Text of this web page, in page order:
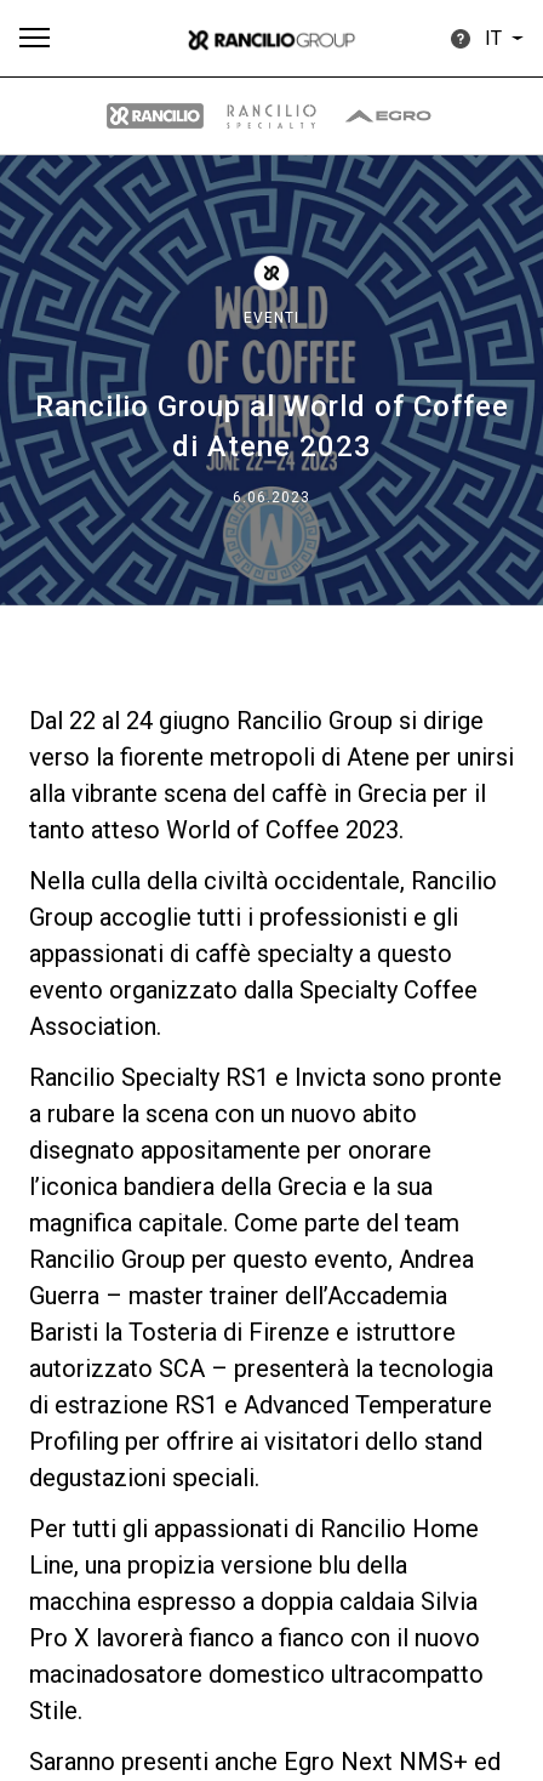
IT
EVENTI
Rancilio Group al World of Coffee
di Atene 2023
6.06.2023
Dal 22 al 24 giugno Rancilio Group si dirige
verso la fiorente metropoli di Atene per unirsi
alla vibrante scena del caffè in Grecia per il
tanto atteso World of Coffee 2023.
Nella culla della civiltà occidentale, Rancilio
Group accoglie tutti i professionisti e gli
appassionati di caffè specialty a questo
evento organizzato dalla Specialty Coffee
Association.
Rancilio Specialty RS1 e Invicta sono pronte
a rubare la scena con un nuovo abito
disegnato appositamente per onorare
l’iconica bandiera della Grecia e la sua
magnifica capitale. Come parte del team
Rancilio Group per questo evento, Andrea
Guerra – master trainer dell’Accademia
Baristi la Tosteria di Firenze e istruttore
autorizzato SCA – presenterà la tecnologia
di estrazione RS1 e Advanced Temperature
Profiling per offrire ai visitatori dello stand
degustazioni speciali.
Per tutti gli appassionati di Rancilio Home
Line, una propizia versione blu della
macchina espresso a doppia caldaia Silvia
Pro X lavorerà fianco a fianco con il nuovo
macinadosatore domestico ultracompatto
Stile.
Saranno presenti anche Egro Next NMS+ ed
Tutti Prodotti News Download Altro
Brand
Il gruppo
News
I nostri Lab
Sostenibilità
Connect
Contattaci
Privacy Policy